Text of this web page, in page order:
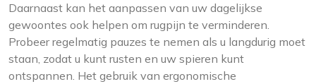
Daarnaast kan het aanpassen van uw dagelijkse
gewoontes ook helpen om rugpijn te verminderen.
Probeer regelmatig pauzes te nemen als u langdurig moet
staan, zodat u kunt rusten en uw spieren kunt
ontspannen. Het gebruik van ergonomische